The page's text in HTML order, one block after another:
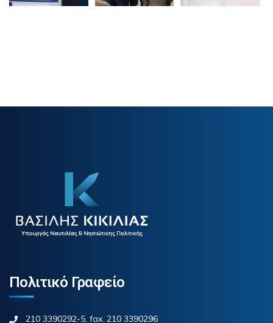
Πολιτικό Γραφείο
210 3390292-5, fax. 210 3390296